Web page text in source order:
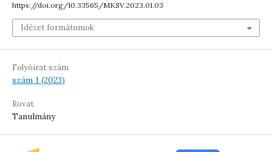
https://doi.org/10.33565/MKSV.2023.01.03
Idézet formátumok
Folyóirat szám
szám 1 (2023)
Rovat
Tanulmány